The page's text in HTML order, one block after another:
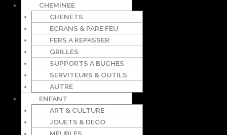
CHEMINEE
CHENETS
ECRANS & PARE FEU
FERS A REPASSER
GRILLES
SUPPORTS A BUCHES
SERVITEURS & OUTILS
AUTRE
ENFANT
ART & CULTURE
JOUETS & DECO